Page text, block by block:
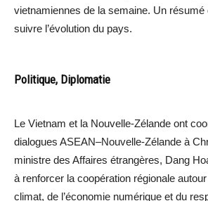
vietnamiennes de la semaine. Un résumé
suivre l’évolution du pays.
Politique, Diplomatie
Le Vietnam et la Nouvelle-Zélande ont
dialogues ASEAN–Nouvelle-Zélande à
ministre des Affaires étrangères, Dang
à renforcer la coopération régionale
climat, de l’économie numérique et du